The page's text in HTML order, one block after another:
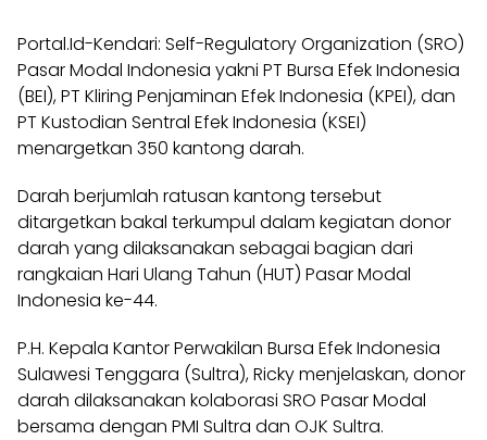
Portal.Id-Kendari: Self-Regulatory Organization (SRO)
Pasar Modal Indonesia yakni PT Bursa Efek Indonesia
(BEI), PT Kliring Penjaminan Efek Indonesia (KPEI), dan
PT Kustodian Sentral Efek Indonesia (KSEI)
menargetkan 350 kantong darah.
Darah berjumlah ratusan kantong tersebut
ditargetkan bakal terkumpul dalam kegiatan donor
darah yang dilaksanakan sebagai bagian dari
rangkaian Hari Ulang Tahun (HUT) Pasar Modal
Indonesia ke-44.
P.H. Kepala Kantor Perwakilan Bursa Efek Indonesia
Sulawesi Tenggara (Sultra), Ricky menjelaskan, donor
darah dilaksanakan kolaborasi SRO Pasar Modal
bersama dengan PMI Sultra dan OJK Sultra.